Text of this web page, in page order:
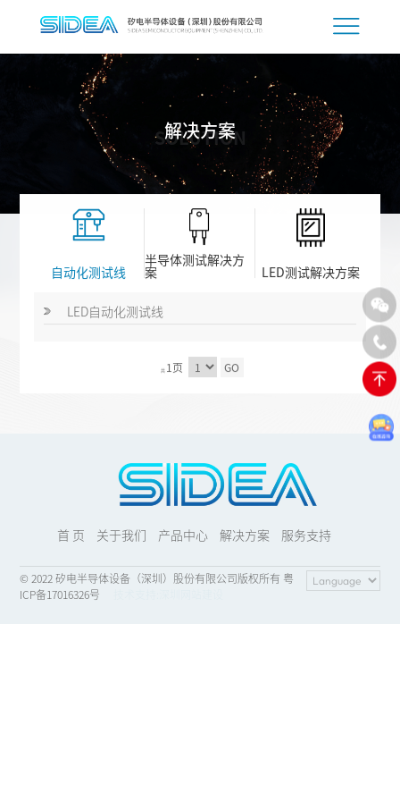
解决方案
SOLUTION
自动化测试线
半导体测试解决方
案 LED测试解决方案
LED自动化测试线
共 1页 GO
首 页 关于我们 产品中心 解决方案 服务支持
© 2022 矽电半导体设备（深圳）股份有限公司版权所有 粤
ICP备17016326号